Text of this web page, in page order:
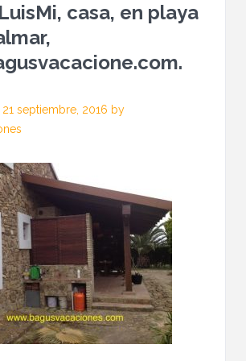
casa, en playa
septiembre, 2016 by